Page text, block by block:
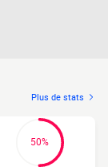
Plus de stats
50%